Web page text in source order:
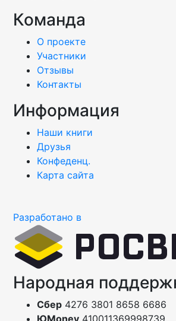
Команда
О проекте
Участники
Отзывы
Контакты
Информация
Наши книги
Друзья
Конфеденц.
Карта сайта
Разработано в
Народная
Сбер 4276 3801 8658 6686
ЮMoney 410011369998739